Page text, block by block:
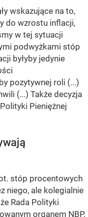
wskazujące na to,
do wzrostu inflacji,
w tej sytuacji
podwyżkami stóp
byłyby jedynie
pozytywnej roli (...)
(...) Także decyzja
Pieniężnej
stóp procentowych
niego, ale kolegialnie
Rada Polityki
organem NBP,